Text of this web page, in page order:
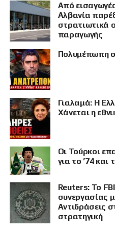
Από
Αλβανία
στρατιωτικά
παραγωγής
Πολυμέπωπη
Γιαλαμά: Η
Χάνεται η
Οι Τούρκοι
για το ’74 και
Reuters: Το
συνεργασίας
Αντιδράσεις
στρατηγική